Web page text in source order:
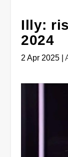
Illy:
2024
2 Apr 2025 |